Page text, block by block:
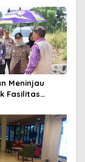
Meninjau
Fasilitas